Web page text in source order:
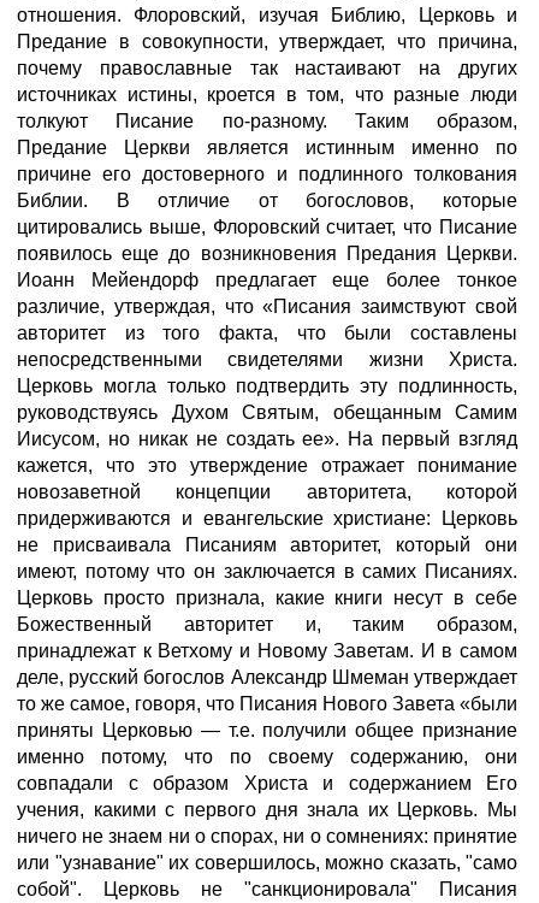
отношения. Флоровский, изучая Библию, Церковь и
Предание в совокупности, утверждает, что причина,
почему православные так настаивают на других
источниках истины, кроется в том, что разные люди
толкуют Писание по-разному. Таким образом,
Предание Церкви является истинным именно по
причине его достоверного и подлинного толкования
Библии. В отличие от богословов, которые
цитировались выше, Флоровский считает, что Писание
появилось еще до возникновения Предания Церкви.
Иоанн Мейендорф предлагает еще более тонкое
различие, утверждая, что «Писания заимствуют свой
авторитет из того факта, что были составлены
непосредственными свидетелями жизни Христа.
Церковь могла только подтвердить эту подлинность,
руководствуясь Духом Святым, обещанным Самим
Иисусом, но никак не создать ее». На первый взгляд
кажется, что это утверждение отражает понимание
новозаветной концепции авторитета, которой
придерживаются и евангельские христиане: Церковь
не присваивала Писаниям авторитет, который они
имеют, потому что он заключается в самих Писаниях.
Церковь просто признала, какие книги несут в себе
Божественный авторитет и, таким образом,
принадлежат к Ветхому и Новому Заветам. И в самом
деле, русский богослов Александр Шмеман утверждает
то же самое, говоря, что Писания Нового Завета «были
приняты Церковью — т.е. получили общее признание
именно потому, что по своему содержанию, они
совпадали с образом Христа и содержанием Его
учения, какими с первого дня знала их Церковь. Мы
ничего не знаем ни о спорах, ни о сомнениях: принятие
или "узнавание" их совершилось, можно сказать, "само
собой". Церковь не "санкционировала" Писания